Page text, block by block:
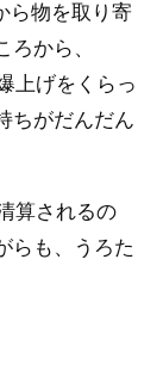
ら物を取り寄
から、
上げをくらっ
ちがだんだん
算されるの
らも、うろた